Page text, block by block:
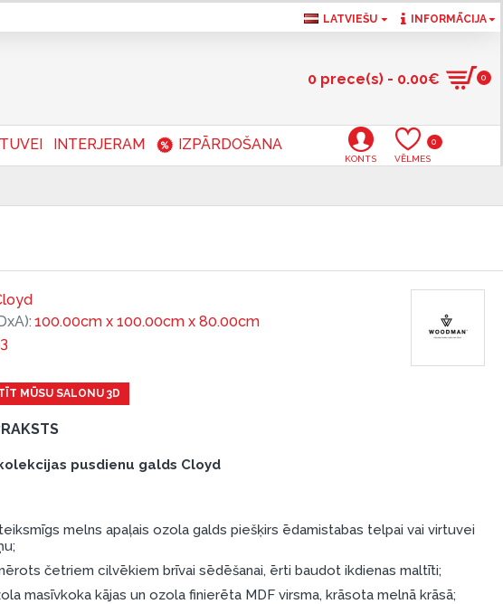
LATVIEŠU INFORMĀCIJA
0 prece(s) - 0.00€ 0
INTERJERAM IZPĀRDOŠANA
KONTS VĒLMES
0
MŪSU SALONU 3D
pusdienu galds Cloyd
melns apaļais ozola galds piešķirs ēdamistabas telpai vai virtuvei
četriem cilvēkiem brīvai sēdēšanai, ērti baudot ikdienas maltīti;
masīvkoka kājas un ozola finierēta MDF virsma, krāsota melnā krāsā;
100.00cm x 100.00cm x 80.00cm